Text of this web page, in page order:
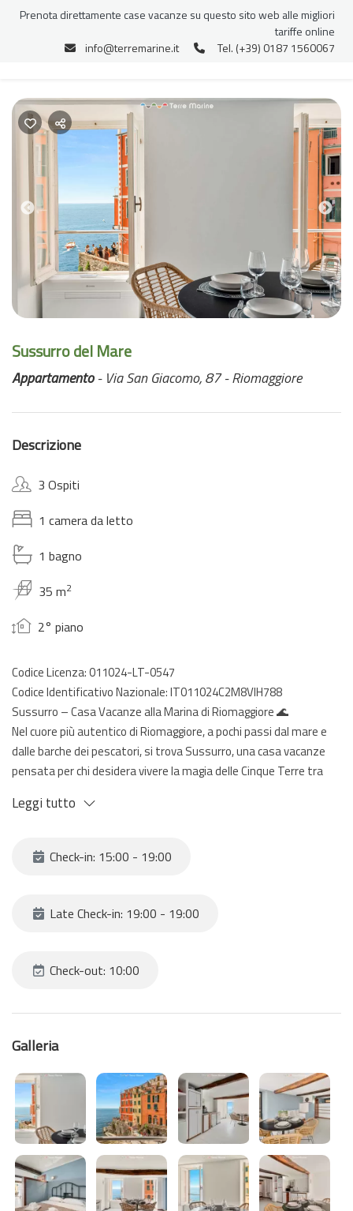
Previous
Sussurro del Mare
Appartamento- Via San Giacomo, 87 - Riomaggiore
Descrizione
3 Ospiti
1 camera da letto
1 bagno
35 m2
2° piano
Codice Licenza: 011024-LT-0547
Codice Identificativo Nazionale: IT011024C2M8VIH788
Sussurro – Casa Vacanze alla Marina di Riomaggiore 🌊
Nel cuore più autentico di Riomaggiore, a pochi passi dal mare e
dalle barche dei pescatori, si trova Sussurro, una casa vacanze
pensata per chi desidera vivere la magia delle Cinque Terre tra
cucina e splendida vista sul mare, il luogo perfetto per iniziare la
privato. Per garantire il massimo comfort sono presenti aria
vivere Riomaggiore nel modo più autentico: tra vicoli colorati,
indimenticabili.
✨ Sussurro è il rifugio perfetto per coppie e viaggiatori che
cercano un angolo romantico nel cuore delle Cinque Terre.
Leggi tutto
Check-in: 15:00 - 19:00
Late Check-in: 19:00 - 19:00
Check-out: 10:00
Galleria
Prenota direttamente case vacanze su questo sito web alle migliori
tariffe online
info@terremarine.it
Tel. (+39) 0187 1560067